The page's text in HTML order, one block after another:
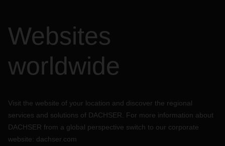
Websites
worldwide
Visit the website of your location and discover the regional
services and solutions of DACHSER. For more information about
DACHSER from a global perspective switch to our corporate
website: dachser.com